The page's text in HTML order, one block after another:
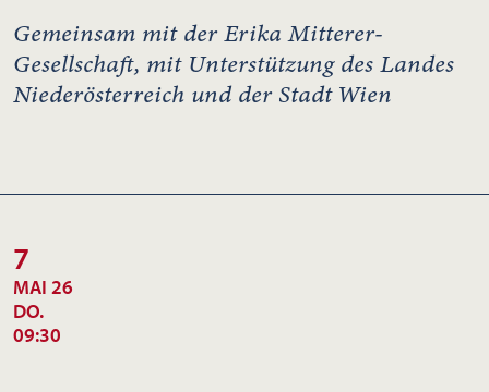
Gemeinsam mit der Erika Mitterer-
Gesellschaft, mit Unterstützung des Landes
Niederösterreich und der Stadt Wien
7
MAI 26
DO.
09:30